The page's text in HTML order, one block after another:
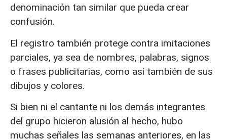
denominación tan similar que pueda crear
confusión.
El registro también protege contra imitaciones
parciales, ya sea de nombres, palabras, signos
o frases publicitarias, como así también de sus
dibujos y colores.
Si bien ni el cantante ni los demás integrantes
del grupo hicieron alusión al hecho, hubo
muchas señales las semanas anteriores, en las